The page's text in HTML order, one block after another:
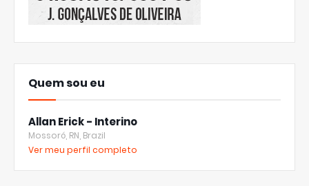
Quem sou eu
Allan Erick - Interino
Mossoró, RN, Brazil
Ver meu perfil completo